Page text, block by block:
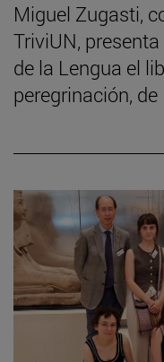
Miguel Zugasti,
TriviUN,
de la Lengua el
peregrinación,